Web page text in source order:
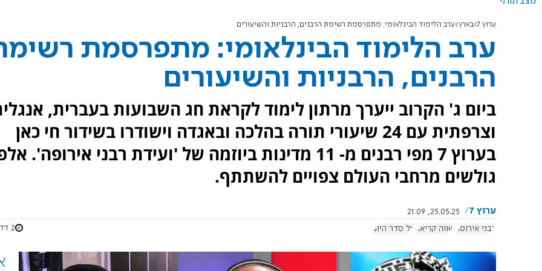
ערוץ 7 בארץ ערב הלימוד הבינלאומי: מתפרסמת רשימת הרבנים, הרבניות והשיעורים
ערב הלימוד הבינלאומי: מתפרסמת
הרבנים, הרבניות והשיעורים
ביום ג' הקרוב ייערך מרתון לימוד לקראת חג השבועות בעברית,
וצרפתית עם 24 שיעורי תורה בהלכה ובאגדה וישודרו בשידור חי כאן
בערוץ 7 מפי רבנים מ- 11 מדינות ביוזמה של 'ועידת רבני אירופה'.
גולשים מרחבי העולם צפויים להשתתף.
ערוץ 7
25.05.25, 21:09
רבני אירופה
שווה קריאה על סדר היום 2 דקות